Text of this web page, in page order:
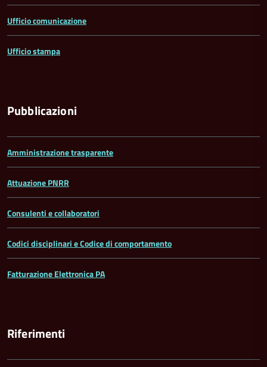
Ufficio comunicazione
Ufficio stampa
Pubblicazioni
Amministrazione trasparente
Attuazione PNRR
Consulenti e collaboratori
Codici disciplinari e Codice di comportamento
Fatturazione Elettronica PA
Riferimenti